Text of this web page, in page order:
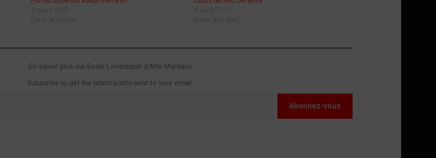
En savoir plus sur Ecole Lorientaise d'Arts Martiaux
Subscribe to get the latest posts sent to your email.
Abonnez-vous